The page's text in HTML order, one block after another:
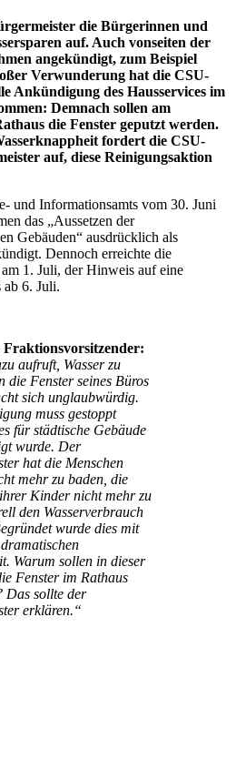
die Bürgerinnen und
auf. Auch vonseiten der
angekündigt, zum Beispiel
Verwunderung hat die CSU-
Ankündigung des Hausservices im
Demnach sollen am
die Fenster geputzt werden.
fordert die CSU-
auf, diese Reinigungsaktion
und Informationsamts vom 30. Juni
das „Aussetzen der
Gebäuden“ ausdrücklich als
Dennoch erreichte die
1. Juli, der Hinweis auf eine
ab 6. Juli.
aufruft, Wasser zu
die Fenster seines Büros
sich unglaubwürdig.
muss gestoppt
für städtische Gebäude
wurde. Der
hat die Menschen
mehr zu baden, die
Kinder nicht mehr zu
den Wasserverbrauch
wurde dies mit
Warum sollen in dieser
Fenster im Rathaus
Das sollte der
erklären.“